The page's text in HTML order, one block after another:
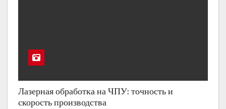
Лазерная обработка на ЧПУ: точность и
скорость производства